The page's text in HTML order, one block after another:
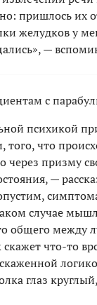
пришлось их
желудков у
—
с
психикой
того, что
через призму
—
случае
общего между
что-то
глаз